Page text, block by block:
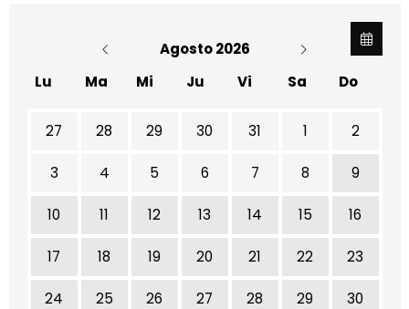
Agosto 2026
Lu
Ma Mi Ju Vi Sa Do
No hay ninguna actividad este mes
27 28 29 30 31 1 2
3 4 5 6 7 8 9
10 11 12 13 14 15 16
17 18 19 20 21 22 23
24 25 26 27 28 29 30